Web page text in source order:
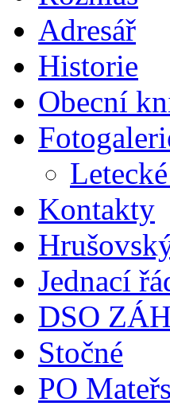
Adresář
Historie
Obecní
Kontakty
Jednací
DSO
Stočné
PO